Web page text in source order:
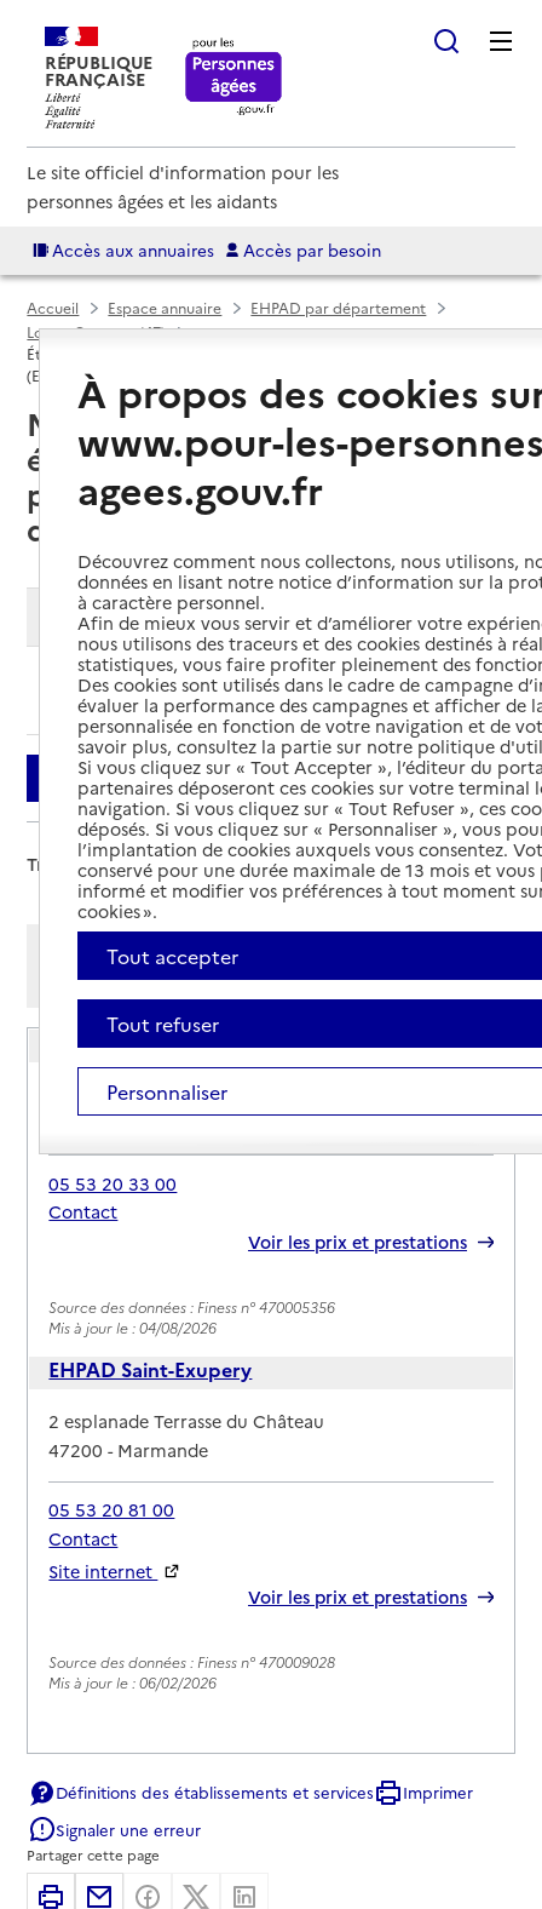
RÉPUBLIQUE
FRANÇAISE
Le site officiel d'information pour les
personnes âgées et les aidants
Accès aux annuaires Accès par besoin
Accueil Espace annuaire
EHPAD par département
Lot-et-Garonne (47)
Établissement d'hébergement pour personnes âgées dépendantes
(EHPAD)
Marmande (47200) : liste des 2
établissements d'hébergement
pour personnes âgées
dépendantes (EHPAD)
Modifier ma recherche
Ajouter cette recherche aux favoris
Filtrer
Trier par :
Afficher les résultats par:
Mode liste
Mode carte
EHPAD Jean Destang
Adresse
Rue Pasteur
47200-Marmande
05 53 20 33 00
Contact
Voir les prix et prestations
Source des données : Finess n° 470005356
Mis à jour le : 04/08/2026
EHPAD Saint-Exupery
Adresse
2 esplanade Terrasse du Château
47200-Marmande
05 53 20 81 00
Contact
Site internet
Voir les prix et prestations
Source des données : Finess n° 470009028
Mis à jour le : 06/02/2026
Définitions des établissements et services
Imprimer
Signaler une erreur
Partager cette page
ImprimerPartager par email
Partager sur Facebook
Partager sur X
À propos des cookies
www.pour-les-
agees.gouv.fr
Découvrez comment nous collectons, nous utilisons,
données en lisant notre notice d’information sur la
à caractère personnel.
Afin de mieux vous servir et d’améliorer votre
nous utilisons des traceurs et des cookies destinés à
statistiques, vous faire profiter pleinement des
Des cookies sont utilisés dans le cadre de campagne
évaluer la performance des campagnes et afficher de
personnalisée en fonction de votre navigation et de
savoir plus, consultez la partie sur notre politique
Si vous cliquez sur « Tout Accepter », l’éditeur du
partenaires déposeront ces cookies sur votre terminal
navigation. Si vous cliquez sur « Tout Refuser », ces
déposés. Si vous cliquez sur « Personnaliser », vous
l’implantation de cookies auxquels vous consentez.
conservé pour une durée maximale de 13 mois et
informé et modifier vos préférences à tout moment
cookies ».
Tout accepter
Tout refuser
Personnaliser